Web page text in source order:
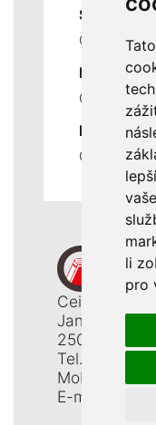
li
pro
SLUŽBY
Ceník
DŮLEŽITÉ
Ochrana
RYCHLÉ
Ceiba, s. r. o.
Jana Opletala
250 01
Tel.: +420
Mobil: +420
E-mail: